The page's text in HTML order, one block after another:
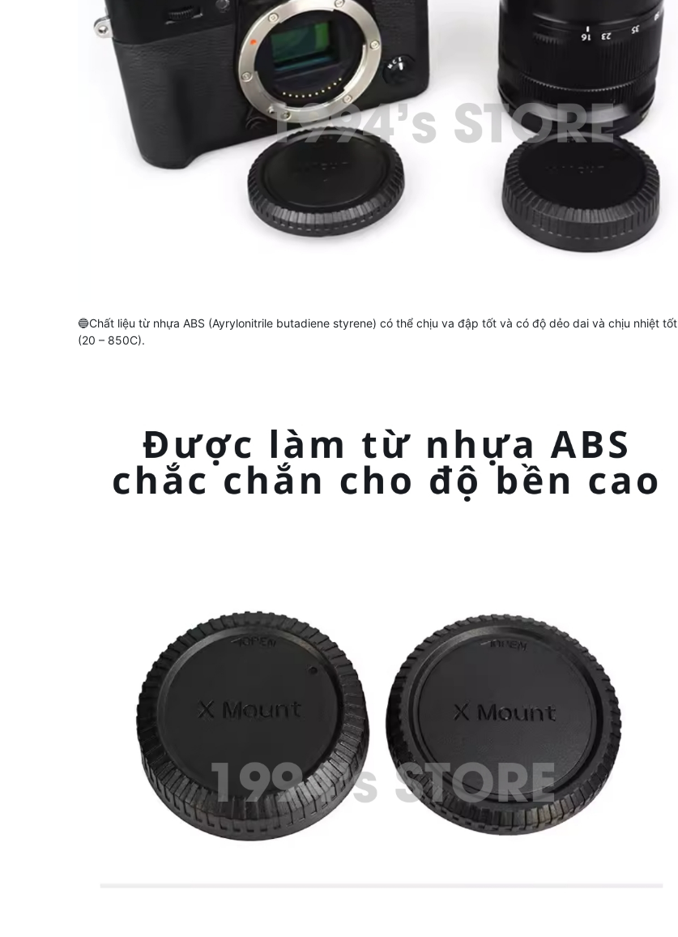
🔵Chất liệu từ nhựa ABS (Ayrylonitrile butadiene styrene) có thể chịu va đập tốt và có độ dẻo dai và chịu nhiệt tốt
(20 – 850C).